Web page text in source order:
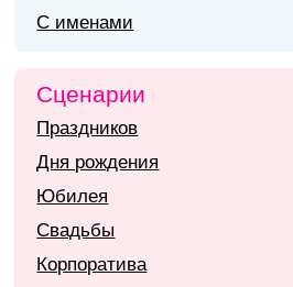
С именами
Сценарии
Праздников
Дня рождения
Юбилея
Свадьбы
Корпоратива